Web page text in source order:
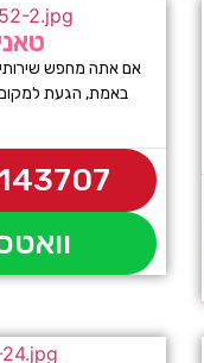
אם אתה מחפש שירותי
באמת, הגעת למקום